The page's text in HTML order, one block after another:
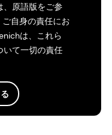
、原語版をご参
自身の責任にお
は、これら
いて一切の責任